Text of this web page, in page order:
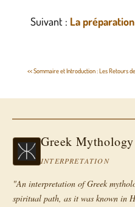
Suivant : La
<< Sommaire et Introduction : Les Retours
Greek Mythology
INTERPRETATION
"An interpretation of Greek
spiritual path, as it was known in